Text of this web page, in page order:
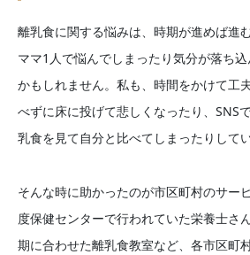
離乳食に関する悩みは、時期が進めば進
ママ1人で悩んでしまったり気分が落ち
かもしれません。私も、時間をかけて工
べずに床に投げて悲しくなったり、SNS
乳食を見て自分と比べてしまったりしてい
そんな時に助かったのが市区町村のサー
度保健センターで行われていた栄養士さ
期に合わせた離乳食教室など、各市区町